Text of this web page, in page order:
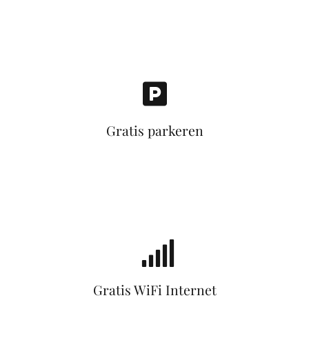
Gratis parkeren
Gratis WiFi Internet